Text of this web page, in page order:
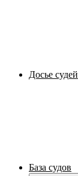
Досье судей
База судов